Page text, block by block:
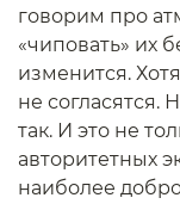
говорим про
«чиповать» их
изменится.
не согласятся.
так. И это не
авторитетных
наиболее